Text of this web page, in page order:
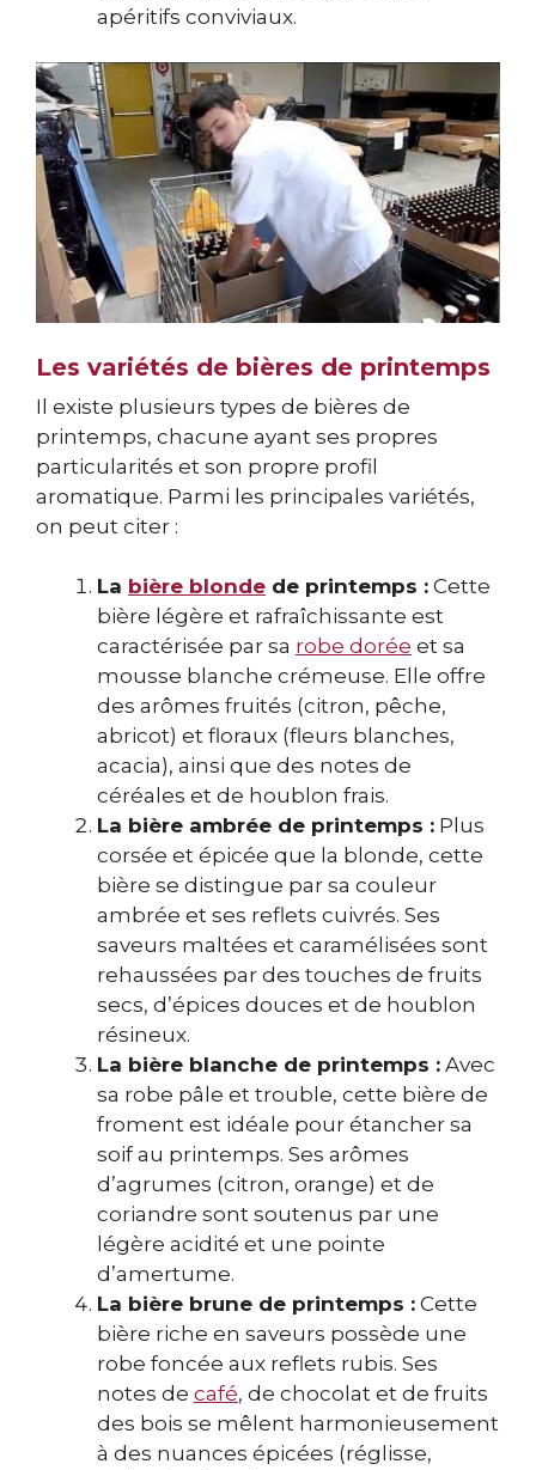
apéritifs conviviaux.
Les variétés de bières de printemps
Il existe plusieurs types de bières de
printemps, chacune ayant ses propres
particularités et son propre profil
aromatique. Parmi les principales variétés,
on peut citer :
La bière blonde de printemps : Cette
bière légère et rafraîchissante est
caractérisée par sa robe dorée et sa
mousse blanche crémeuse. Elle offre
des arômes fruités (citron, pêche,
abricot) et floraux (fleurs blanches,
acacia), ainsi que des notes de
céréales et de houblon frais.
La bière ambrée de printemps : Plus
corsée et épicée que la blonde, cette
bière se distingue par sa couleur
ambrée et ses reflets cuivrés. Ses
saveurs maltées et caramélisées sont
rehaussées par des touches de fruits
secs, d’épices douces et de houblon
résineux.
La bière blanche de printemps : Avec
sa robe pâle et trouble, cette bière de
froment est idéale pour étancher sa
soif au printemps. Ses arômes
d’agrumes (citron, orange) et de
coriandre sont soutenus par une
légère acidité et une pointe
d’amertume.
La bière brune de printemps : Cette
bière riche en saveurs possède une
robe foncée aux reflets rubis. Ses
notes de café, de chocolat et de fruits
des bois se mêlent harmonieusement
à des nuances épicées (réglisse,